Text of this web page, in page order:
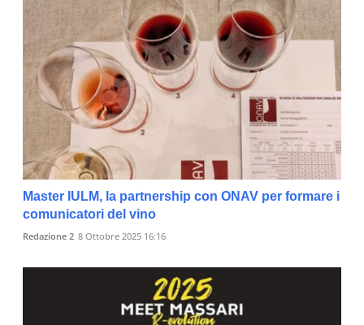
Master IULM, la partnership con ONAV per formare i
comunicatori del vino
Redazione 2 8 Ottobre 2025 16:16